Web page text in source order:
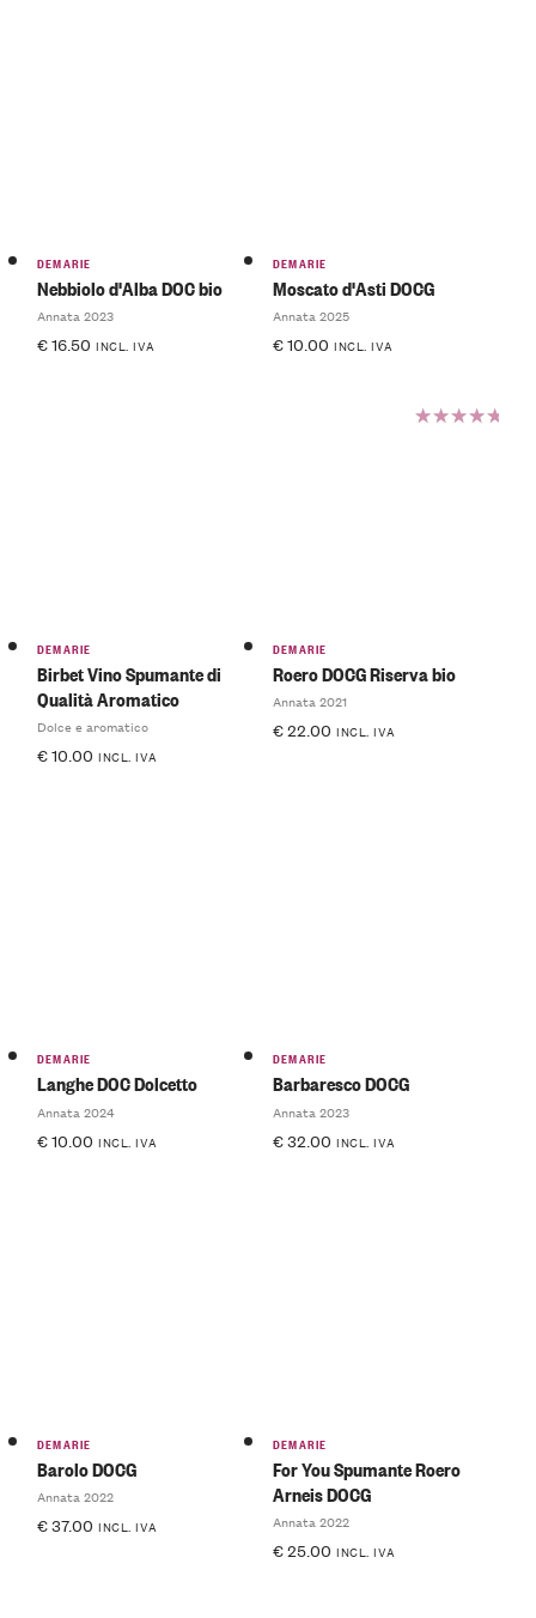
DEMARIE
Nebbiolo d'Alba DOC bio
Annata 2023
€16.50 INCL. IVA
DEMARIE
Moscato d'Asti DOCG
Annata 2025
€10.00 INCL. IVA
DEMARIE
Birbet Vino Spumante di
Qualità Aromatico
Dolce e aromatico
€10.00 INCL. IVA
DEMARIE
Roero DOCG Riserva bio
Annata 2021
€22.00 INCL. IVA
DEMARIE
Langhe DOC Dolcetto
Annata 2024
€10.00 INCL. IVA
DEMARIE
Barbaresco DOCG
Annata 2023
€32.00 INCL. IVA
DEMARIE
Barolo DOCG
Annata 2022
€37.00 INCL. IVA
DEMARIE
For You Spumante Roero
Arneis DOCG
Annata 2022
€25.00 INCL. IVA